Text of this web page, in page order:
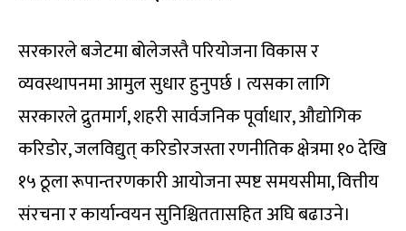
सरकारले बजेटमा बोलेजस्तै परियोजना विकास र
व्यवस्थापनमा आमुल सुधार हुनुपर्छ । त्यसका लागि
सरकारले द्रुतमार्ग, शहरी सार्वजनिक पूर्वाधार, औद्योगिक
करिडोर, जलविद्युत् करिडोरजस्ता रणनीतिक क्षेत्रमा १० देखि
१५ ठूला रूपान्तरणकारी आयोजना स्पष्ट समयसीमा, वित्तीय
संरचना र कार्यान्वयन सुनिश्चिततासहित अघि बढाउने।